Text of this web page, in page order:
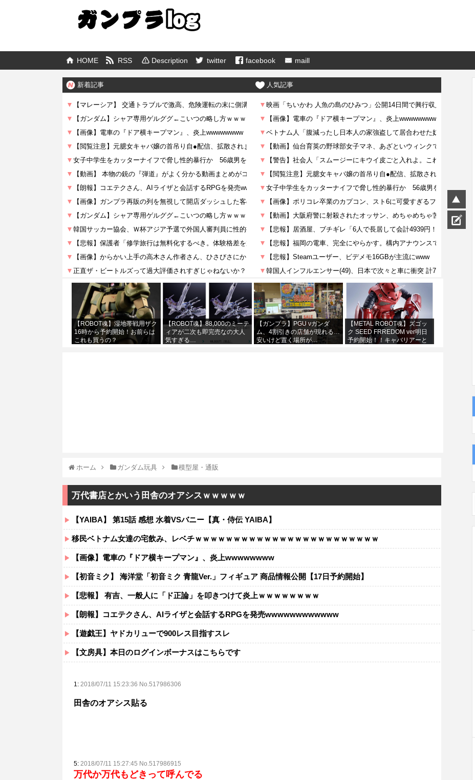
HOME RSS Description twitter facebook maill
新着記事 人気記事
【ROBOT魂】湿地帯戦用ザク
16時から予約開始！お前らは
これも買うの？
【ROBOT魂】88,000のミーテ
ィアが二次も即完売なの大人
気すぎる…
【ガンプラ】PGU νガンダ
ム、4割引きの店舗が現れる…
安いけど置く場所が…
【METAL ROBOT魂】ズゴッ
ク SEED FRREDOM ver明日
予約開始！！キャバリアーと
ホーム ガンダム玩具 模型屋・通販
万代書店とかいう田舎のオアシスｗｗｗｗｗ
【YAIBA】 第15話 感想 水着VSバニー【真・侍伝 YAIBA】
移民ベトナム女達の宅飲み、レベチｗｗｗｗｗｗｗｗｗｗｗｗｗｗｗｗｗｗｗｗｗｗｗｗ
【画像】電車の『ドア横キープマン』、炎上wwwwwwww
【初音ミク】 海洋堂「初音ミク 青龍Ver.」フィギュア 商品情報公開【17日予約開始】
【悲報】 有吉、一般人に「ド正論」を叩きつけて炎上ｗｗｗｗｗｗｗｗ
【朗報】コエテクさん、AIライザと会話するRPGを発売wwwwwwwwwwww
【遊戯王】ヤドカリューで900レス目指すスレ
【文房具】本日のログインボーナスはこちらです
1: 2018/07/11 15:23:36 No.517986306
田舎のオアシス貼る
5: 2018/07/11 15:27:45 No.517986915
万代か万代もどきって呼んでる